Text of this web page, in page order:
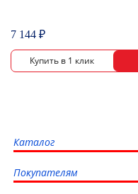
7 144 ₽
Каталог
Покупателям